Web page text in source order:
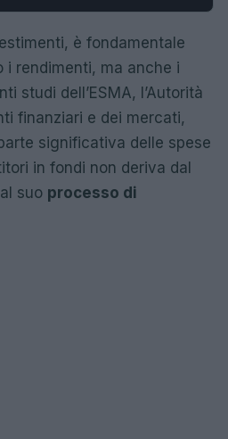
è fondamentale
i rendimenti, ma anche i
studi dell’ESMA, l’Autorità
finanziari e dei mercati,
significativa delle spese
in fondi non deriva dal
suo processo di